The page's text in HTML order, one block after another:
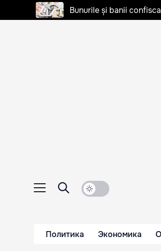
Bunurile și banii
Политика Экономика